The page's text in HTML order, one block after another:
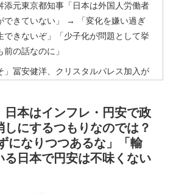
添元東京都知事「日本は外国人労働者
できていない」 → 「変化を嫌い過ぎ
できないぞ」「少子化が問題として挙
の話なのに」
」冨安健洋、クリスタルパレス加入が
で一番好き」上田綺世、プレミア移籍
が大興奮！獲得を望む声が殺到！【海
は世界観や設定の作り込みが半端じ
日本はインフレ・円安で政
しにするつもりなのでは？
になりつつあるな」「輸
る日本で円安は不味くない